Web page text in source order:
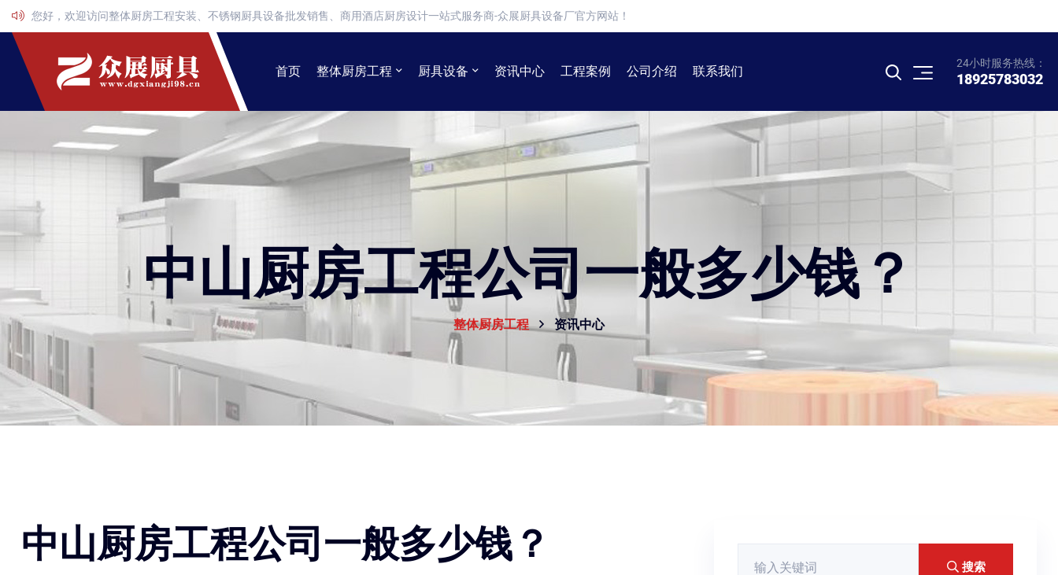
您好，欢迎访问整体厨房工程安装、不锈钢厨具设备批发销售、商用酒店厨房设计一站式服务商-众展厨具设备厂官方网站！
首页 整体厨房工程 厨具设备 资讯中心 工程案例 公司介绍 联系我们
24小时服务热线：
18925783032
中山厨房工程公司一般多少钱？
整体厨房工程 资讯中心
中山厨房工程公司一般多少钱？
搜索